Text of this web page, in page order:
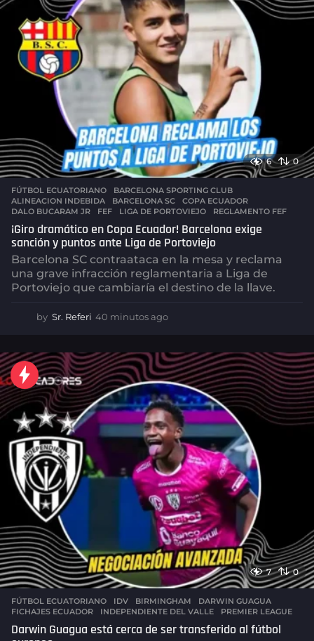
6 0
FÚTBOL ECUATORIANO ,BARCELONA SPORTING CLUB
ALINEACION INDEBIDA
,BARCELONA SC ,COPA ECUADOR
DALO BUCARAM JR
,FEF ,LIGA DE PORTOVIEJO ,REGLAMENTO FEF
¡Giro dramático en Copa Ecuador! Barcelona exige
sanción y puntos ante Liga de Portoviejo
Barcelona SC contraataca en la mesa y reclama
una grave infracción reglamentaria a Liga de
Portoviejo que cambiaría el destino de la llave.
by Sr. Referi 40 minutos ago
i
n
u
t
o
s
a
g
o
7 0
FÚTBOL ECUATORIANO ,IDV BIRMINGHAM ,DARWIN GUAGUA
FICHAJES ECUADOR
,INDEPENDIENTE DEL VALLE ,PREMIER LEAGUE
Darwin Guagua está cerca de ser transferido al fútbol